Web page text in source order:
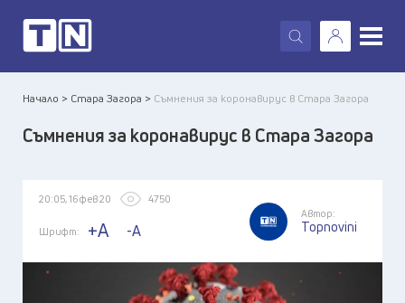
X
Начало > Стара Загора > Съмнения за коронавирус в Стара Загора
Съмнения за коронавирус в Стара Загора
20:05, 16 фев 20 4750
Шрифт: +A -A
Автор:
Topnovini